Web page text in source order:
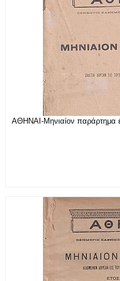
ΑΘΗΝΑΙ-Μηνιαίον παράρτημα